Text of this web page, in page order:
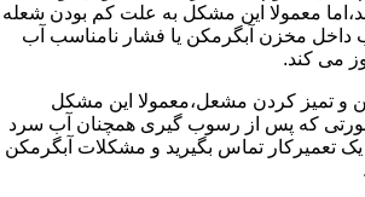
معمولا این مشکل به علت کم بودن شعله
داخل مخزن آبگرمکن یا فشار نامناسب آب
می کند.
و تمیز کردن مشعل،معمولا این مشکل
که پس از رسوب گیری همچنان آب سرد
تعمیرکار تماس بگیرید و مشکلات آبگرمکن